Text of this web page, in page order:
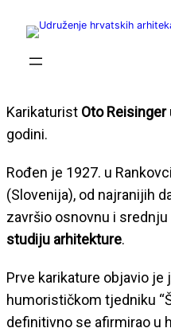
Karikaturist Oto Reisinger
godini.
Rođen je 1927. u
(Slovenija), od najranijih
završio osnovnu i srednju
studiju arhitekture.
Prve karikature objavio je
humorističkom tjedniku
definitivno se afirmirao u